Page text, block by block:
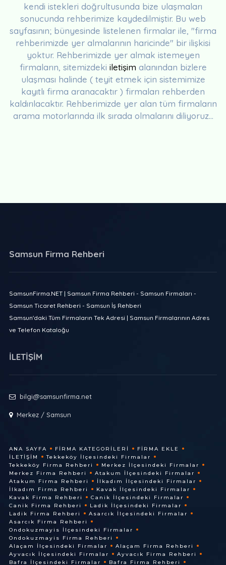
kendi istekleri doğrultusunda bize ulaşmaları
sonucunda rehberimize kaydedilmiştir. Bu web
sayfasının; bünyesinde listelenen firmalar ile, "firma
rehberimizde yer almalarının haricinde" bir ilişkisi
yoktur. Rehberimizde yer almak istemeyen
firmaların, sitemizdeki iletişim alanından bizlere
ulaşması halinde ( teyit etmek için sistemimize
kayıtlı firma aranacaktır ) firmaları rehberden
kaldırılacaktır. Rehberimizde yer alan tüm firmaların
arama motorlarında ilk sırada olmalarını diliyoruz...
Samsun Firma Rehberi
SamsunFirma.NET | Samsun Firma Rehberi - Samsun Firmaları -
Samsun Ticaret Rehberi - Samsun İş Rehberi
Samsun'daki Tüm Firmaların Tek Adresi | Samsun Firmalarının Adres
ve Telefon Kataloğu
İLETİŞİM
bilgi@samsunfirma.net
Merkez / Samsun
ANA SAYFA FIRMA KATEGORILERI
FIRMA EKLE
İLETIŞIM
Tekkeköy İlçesindeki Firmalar
Tekkeköy Firma Rehberi
Merkez İlçesindeki Firmalar
Merkez Firma Rehberi
Atakum İlçesindeki Firmalar
Atakum Firma Rehberi
İlkadım İlçesindeki Firmalar
İlkadım Firma Rehberi
Kavak İlçesindeki Firmalar
Kavak Firma Rehberi
Canik İlçesindeki Firmalar
Canik Firma Rehberi
Ladik İlçesindeki Firmalar
Ladik Firma Rehberi
Asarcık İlçesindeki Firmalar
Asarcık Firma Rehberi
Ondokuzmayis İlçesindeki Firmalar
Ondokuzmayis Firma Rehberi
Alaçam İlçesindeki Firmalar
Alaçam Firma Rehberi
Ayvacık İlçesindeki Firmalar
Ayvacık Firma Rehberi
Bafra İlçesindeki Firmalar
Bafra Firma Rehberi